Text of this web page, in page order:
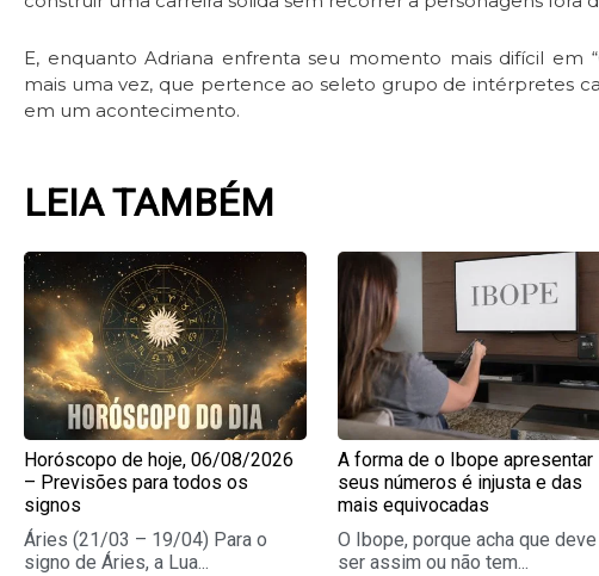
E, enquanto Adriana enfrenta seu momento mais difícil em
mais uma vez, que pertence ao seleto grupo de intérpretes
em um acontecimento.
LEIA TAMBÉM
Horóscopo de hoje, 06/08/2026
– Previsões para todos os
signos
Áries (21/03 – 19/04) Para o
signo de Áries, a Lua...
A forma de o Ibope apresentar
seus números é injusta e das
mais equivocadas
O Ibope, porque acha que deve
ser assim ou não tem...
PagePagePagePage